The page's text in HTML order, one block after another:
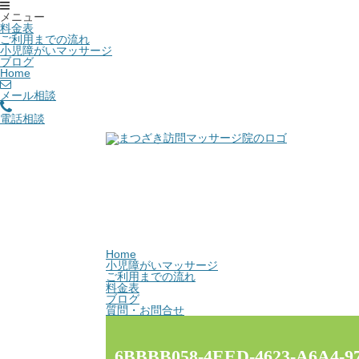
メニュー
料金表
ご利用までの流れ
小児障がいマッサージ
ブログ
Home
メール相談
電話相談
Home
小児障がいマッサージ
ご利用までの流れ
料金表
ブログ
質問・お問合せ